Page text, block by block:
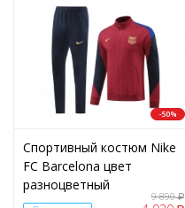
Аксессуары
ПОЛ
Мужской
ЦЕНА
-50%
Спортивный костюм Nike
FC Barcelona цвет
разноцветный
9 890₽